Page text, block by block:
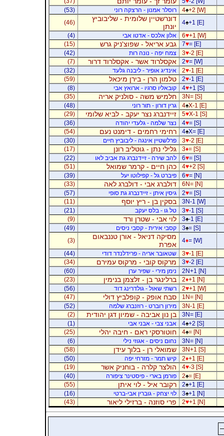
4♠+2 [W] רוסלר אמנון - הרצקה רוני
(53)
4♠+1 [E]
דונרשטיין שלומית - שליבוביץ
יונתן
(46)
6♥+1 [W] אלון אלכס - אדטו אבי
(4)
7♥= [E] גבע אריאל - שפוצ'ניק גרש
(15)
3♥-2 [E] צמח יפה - נונה רות
(42)
2♥= [W] אקסלרוד אשר - אקסלרוד דרור
(7)
2♥-1 [E] אינדיג אופיר - ליבנה גלעד
(32)
2♥-1 [E] טלמון הרן - בירן מיכאל
(59)
4♥+1 [S] קובאליו סרגיו - ארואץ אבי
(8)
3N= [S]
חלמיש משה - סולניק אריה
(35)
4♠X-1 [E] גרין דורון - תור רוני
(48)
5♥X-1 [S] זיידנברג נצר יעקב - לביא שלומי
(29)
4♥= [S] נצר שלמה - גלעדי יהודה
(36)
4♠X= [E] רחימי רחמים - דימנט נעם
(54)
3♥-2 [E] פרלשטיין אינגה - ליבוביץ חיים
(30)
3♦= [S] גלילי נתן - גוטליב רונן
(17)
6♥= [S] להב שירה - זיידנברג גת אביב לאו
(22)
4♥+2 [S] כהן חיים - קרמר שמואל
(51)
6♥= [N] פיברט גל - קפילוטו יעל
(39)
6N= [N]
דולברג אבי - דולברג לאה
(33)
2♥= [S] גיסין איתן - זיידנברג גת סופי
(57)
3N-1 [W]
בסקין בן - ריץ יוסף
(11)
3♥-1 [S] טל גו - בלס יעקב
(21)
3♠-1 [E] לוי אבי - שטרן ורד
(9)
3♠= [S] קסבי אירית - קסבי ניסים
(49)
4♦= [W]
מסיקה דניאל - אורן טננבאום
אפרת
(3)
3♥-1 [E] שטאובר אריה - פרידלנדר דודי
(44)
3♥-2 [E] מרקוס קובי - מרקוס עמירם
(34)
2N+1 [N]
נימן מירי - שפיר ערן
(60)
2♦+1 [N] ברלינגר בן - זלצמן בנימין
(23)
2♥+1 [W] רשתי שאול - גולדרינג דוד
(56)
1N= [N]
סבח אופק - קופלביץ דולי
(47)
3N-1 [E]
מירון רוברט - רוזנברג שלמה
(52)
3N= [E]
בן נון אביבה - שמיון דגן יהודית
(2)
4♠+2 [S] אבני צבי - אבני אבי
(1)
4♠= [N] חוטורסקי ראם - חיבה יהלי
(25)
3N= [N]
נחום ניסים - אגוזי נילי
(6)
3N+1 [S]
שמואלי רן - בלוך עידן
(58)
2♦+1 [E] קיש תמר - מזרחי יפה
(50)
4♥-3 [S] הולצר קלרה - בוחניק אשר
(19)
2♠= [E] פורמן בארי - פיסטינר ציפורה
(40)
2♠+1 [E] רקובר איל - לוי איתן
(55)
3♠+1 [N] לוי יצחק - גוברין אבי-ברטי
(16)
2♥+1 [N] פרי סוזנה - ברזילי ליאור (43)